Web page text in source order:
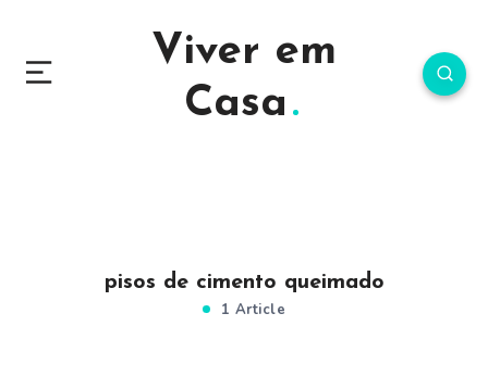
Viver em
Casa
pisos de cimento queimado
1 Article